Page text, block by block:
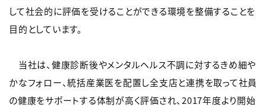
して社会的に評価を受けることができる環境を整備することを
目的としています。
当社は、健康診断後やメンタルヘルス不調に対するきめ細や
かなフォロー、統括産業医を配置し全支店と連携を取って社員
の健康をサポートする体制が高く評価され、2017年度より開始